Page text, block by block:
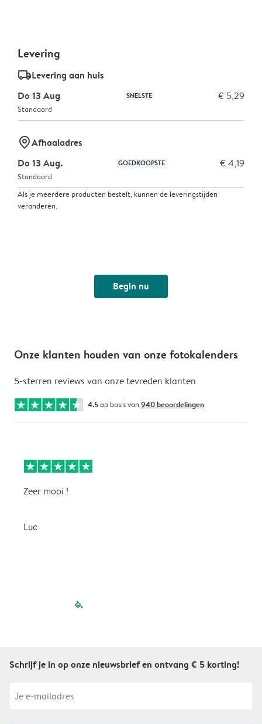
Levering
delivery_standard_v2Levering aan huis
Do 13 Aug
SNELSTE € 5,29
Standaard
marker-pinAfhaaladres
Do 13 Aug.
GOEDKOOPSTE € 4,19
Standaard
Als je meerdere producten bestelt, kunnen de leveringstijden
veranderen.
Begin nu
Onze klanten houden van onze fotokalenders
5-sterren reviews van onze tevreden klanten
4.5op basis van 940 beoordelingen
Zeer mooi !
Luc
filled-pagination
Schrijf je in op onze nieuwsbrief en ontvang € 5 korting!